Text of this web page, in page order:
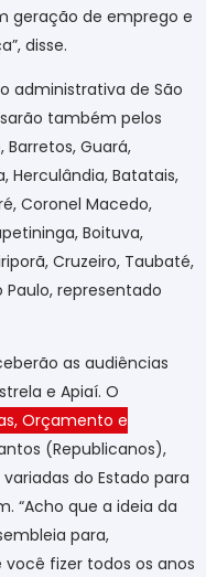
geração de emprego e
disse.
administrativa de São
também pelos
Barretos, Guará,
Herculândia, Batatais,
Coronel Macedo,
Boituva,
Cruzeiro, Taubaté,
Paulo, representado
as audiências
e Apiaí. O
Orçamento e
(Republicanos),
do Estado para
“Acho que a ideia da
para,
fizer todos os anos